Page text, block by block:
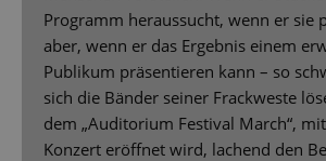
Programm heraussucht, wenn er sie
aber, wenn er das Ergebnis einem
Publikum präsentieren kann – so
sich die Bänder seiner Frackweste
dem „Auditorium Festival March“,
Konzert eröffnet wird, lachend den